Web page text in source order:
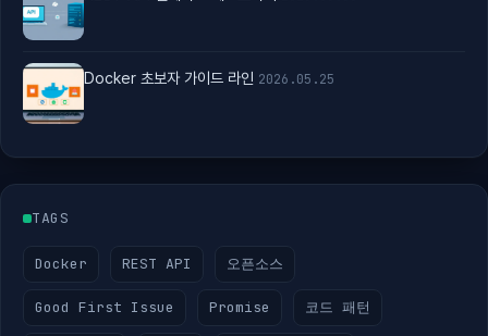
Docker 초보자 가이드 라인 2026.05.25
TAGS
Docker REST API 오픈소스
Good First Issue Promise 코드 패턴